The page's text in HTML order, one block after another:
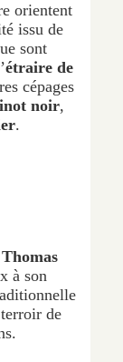
orientent
issu de
sont
étraire de
cépages
noir,
.
Thomas
à son
de